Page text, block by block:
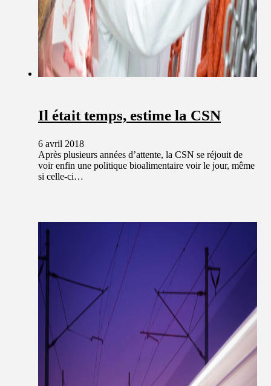
Il était temps, estime la CSN
6 avril 2018
Après plusieurs années d’attente, la CSN se réjouit de
voir enfin une politique bioalimentaire voir le jour, même
si celle-ci…